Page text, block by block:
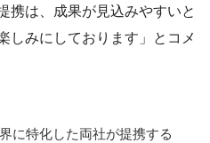
携は、成果が見込みやすいと
しみにしております」とコメ
に特化した両社が提携する